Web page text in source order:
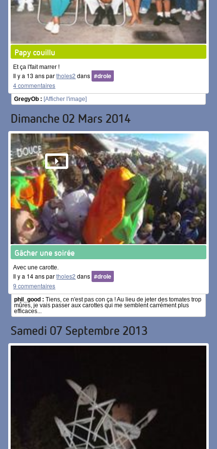
Papy couillu
Et ça l'fait marrer !
Il y a 13 ans partholes2 dans #drole
4 commentaires
GregyOb : [Afficher l'image]
Dimanche 02 Mars 2014
Gâcher une soirée
Avec une carotte.
Il y a 14 ans partholes2 dans #drole
9 commentaires
phil_good : Tiens, ce n'est pas con ça ! Au lieu de jeter des tomates trop
mûres, je vais passer aux carottes qui me semblent carrément plus
efficaces...
Samedi 07 Septembre 2013